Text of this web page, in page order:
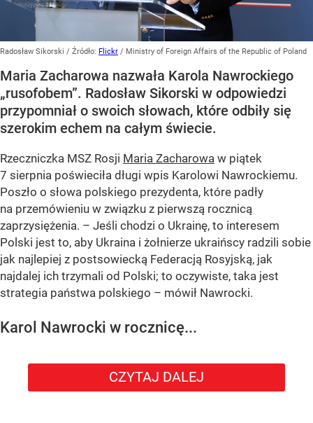
Radosław Sikorski / Źródło: Flickr / Ministry of Foreign Affairs of the Republic of Poland
Maria Zacharowa nazwała Karola Nawrockiego
„rusofobem”. Radosław Sikorski w odpowiedzi
przypomniał o swoich słowach, które odbiły się
szerokim echem na całym świecie.
Rzeczniczka MSZ Rosji Maria Zacharowa w piątek
7 sierpnia poświeciła długi wpis Karolowi Nawrockiemu.
Poszło o słowa polskiego prezydenta, które padły
na przemówieniu w związku z pierwszą rocznicą
zaprzysiężenia. – Jeśli chodzi o Ukrainę, to interesem
Polski jest to, aby Ukraina i żołnierze ukraińscy radzili sobie
jak najlepiej z postsowiecką Federacją Rosyjską, jak
najdalej ich trzymali od Polski; to oczywiste, taka jest
strategia państwa polskiego – mówił Nawrocki.
Karol Nawrocki w rocznicę...
CZYTAJ DALEJ